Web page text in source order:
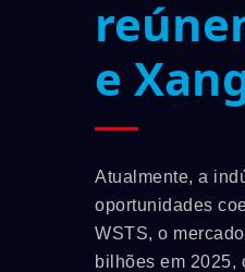
e
Atualmente, a
oportunidades
WSTS, o
bilhões em 2025,